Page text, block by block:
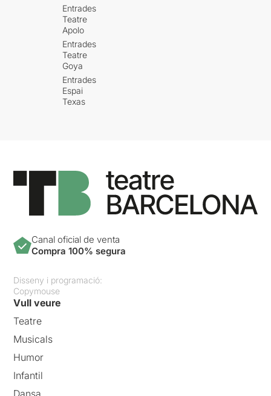
Entrades
Teatre
Apolo
Entrades
Teatre
Goya
Entrades
Espai
Texas
Canal oficial de venta
Compra 100% segura
Disseny i programació:
Copymouse
Vull veure
Teatre
Musicals
Humor
Infantil
Dansa